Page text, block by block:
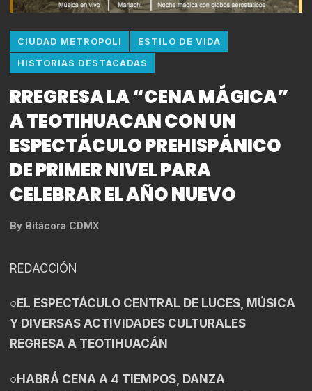
CIUDAD METROPOLI ESTILO DE VIDA
HISTORIAS DESTACADAS
RREGRESA LA “CENA MÁGICA”
A TEOTIHUACAN CON UN
ESPECTÁCULO PREHISPÁNICO
DE PRIMER NIVEL PARA
CELEBRAR EL AÑO NUEVO
By Bitácora CDMX
REDACCIÓN
○EL ESPECTÁCULO CENTRAL DE LUCES, MÚSICA
Y DIVERSAS ACTIVIDADES CULTURALES
REGRESA A TEOTIHUACÁN
○HABRÁ CENA A 4 TIEMPOS, DANZA